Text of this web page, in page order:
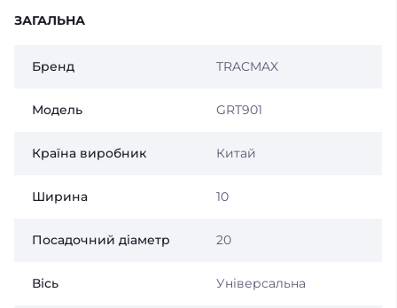
ЗАГАЛЬНА
Бренд TRACMAX
Модель GRT901
Країна виробник Китай
Ширина 10
Посадочний діаметр 20
Вісь Універсальна